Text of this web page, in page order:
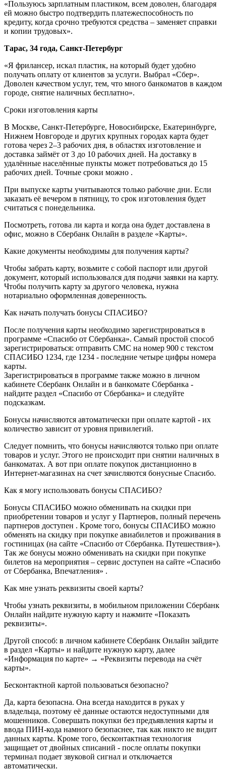
«Пользуюсь зарплатным пластиком, всем доволен, благодаря
ей можно быстро подтвердить платежеспособность по
кредиту, когда срочно требуются средства – заменяет справки
и копии трудовых».
Тарас, 34 года, Санкт-Петербург
«Я фрилансер, искал пластик, на который будет удобно
получать оплату от клиентов за услуги. Выбрал «Сбер».
Доволен качеством услуг, тем, что много банкоматов в каждом
городе, снятие наличных бесплатно».
Сроки изготовления карты
В Москве, Санкт-Петербурге, Новосибирске, Екатеринбурге,
Нижнем Новгороде и других крупных городах карта будет
готова через 2–3 рабочих дня, в областях изготовление и
доставка займёт от 3 до 10 рабочих дней. На доставку в
удалённые населённые пункты может потребоваться до 15
рабочих дней. Точные сроки можно .
При выпуске карты учитываются только рабочие дни. Если
заказать её вечером в пятницу, то срок изготовления будет
считаться с понедельника.
Посмотреть, готова ли карта и когда она будет доставлена в
офис, можно в Сбербанк Онлайн в разделе «Карты».
Какие документы необходимы для получения карты?
Чтобы забрать карту, возьмите с собой паспорт или другой
документ, который использовался для подачи заявки на карту.
Чтобы получить карту за другого человека, нужна
нотариально оформленная доверенность.
Как начать получать бонусы СПАСИБО?
После получения карты необходимо зарегистрироваться в
программе «Спасибо от Сбербанка». Самый простой способ
зарегистрироваться: отправить СМС на номер 900 с текстом
СПАСИБО 1234, где 1234 - последние четыре цифры номера
карты.
Зарегистрироваться в программе также можно в личном
кабинете Сбербанк Онлайн и в банкомате Сбербанка -
найдите раздел «Спасибо от Сбербанка» и следуйте
подсказкам.
Бонусы начисляются автоматически при оплате картой - их
количество зависит от уровня привилегий.
Следует помнить, что бонусы начисляются только при оплате
товаров и услуг. Этого не происходит при снятии наличных в
банкоматах. А вот при оплате покупок дистанционно в
Интернет-магазинах на счет зачисляются бонусные Спасибо.
Как я могу использовать бонусы СПАСИБО?
Бонусы СПАСИБО можно обменивать на скидки при
приобретении товаров и услуг у Партнеров, полный перечень
партнеров доступен . Кроме того, бонусы СПАСИБО можно
обменять на скидку при покупке авиабилетов и проживания в
гостиницах (на сайте «Спасибо от Сбербанка. Путешествия»).
Так же бонусы можно обменивать на скидки при покупке
билетов на мероприятия – сервис доступен на сайте «Спасибо
от Сбербанка, Впечатления» .
Как мне узнать реквизиты своей карты?
Чтобы узнать реквизиты, в мобильном приложении Сбербанк
Онлайн найдите нужную карту и нажмите «Показать
реквизиты».
Другой способ: в личном кабинете Сбербанк Онлайн зайдите
в раздел «Карты» и найдите нужную карту, далее
«Информация по карте» → «Реквизиты перевода на счёт
карты».
Бесконтактной картой пользоваться безопасно?
Да, карта безопасна. Она всегда находится в руках у
владельца, поэтому её данные остаются недоступными для
мошенников. Совершать покупки без предъявления карты и
ввода ПИН-кода намного безопаснее, так как никто не видит
данных карты. Кроме того, бесконтактная технология
защищает от двойных списаний - после оплаты покупки
терминал подает звуковой сигнал и отключается
автоматически.